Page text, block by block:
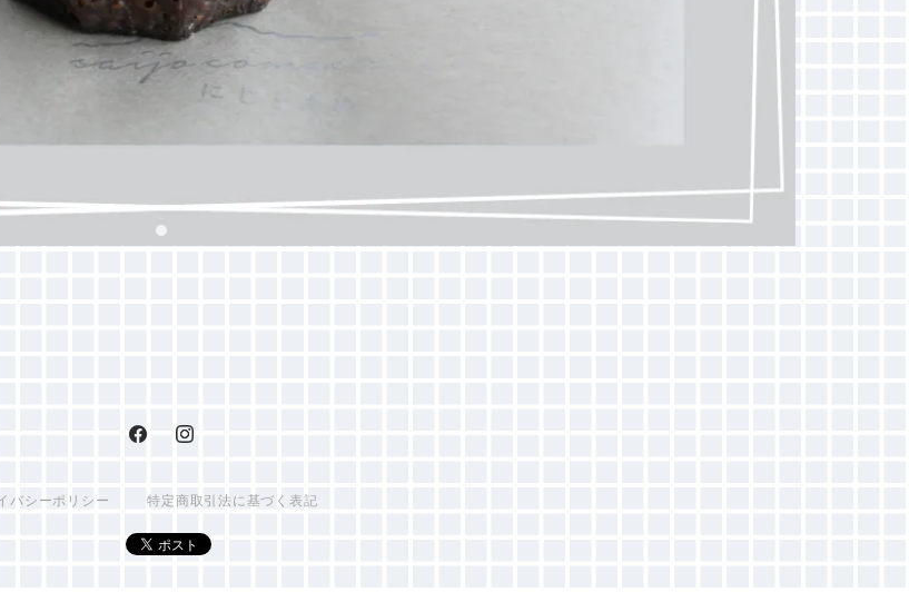
バシーポリシー 特定商取引法に基づく表記